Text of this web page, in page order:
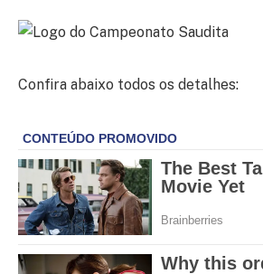
Confira abaixo todos os detalhes: